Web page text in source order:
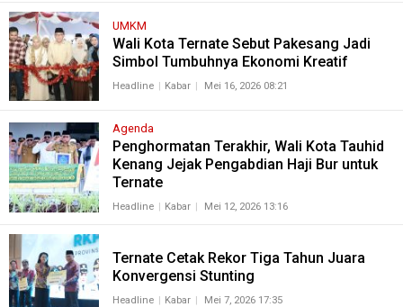
UMKM
Wali Kota Ternate Sebut Pakesang Jadi
Simbol Tumbuhnya Ekonomi Kreatif
Headline Kabar Mei 16, 2026 08:21
Agenda
Penghormatan Terakhir, Wali Kota Tauhid
Kenang Jejak Pengabdian Haji Bur untuk
Ternate
Headline Kabar Mei 12, 2026 13:16
Ternate Cetak Rekor Tiga Tahun Juara
Konvergensi Stunting
Headline Kabar Mei 7, 2026 17:35